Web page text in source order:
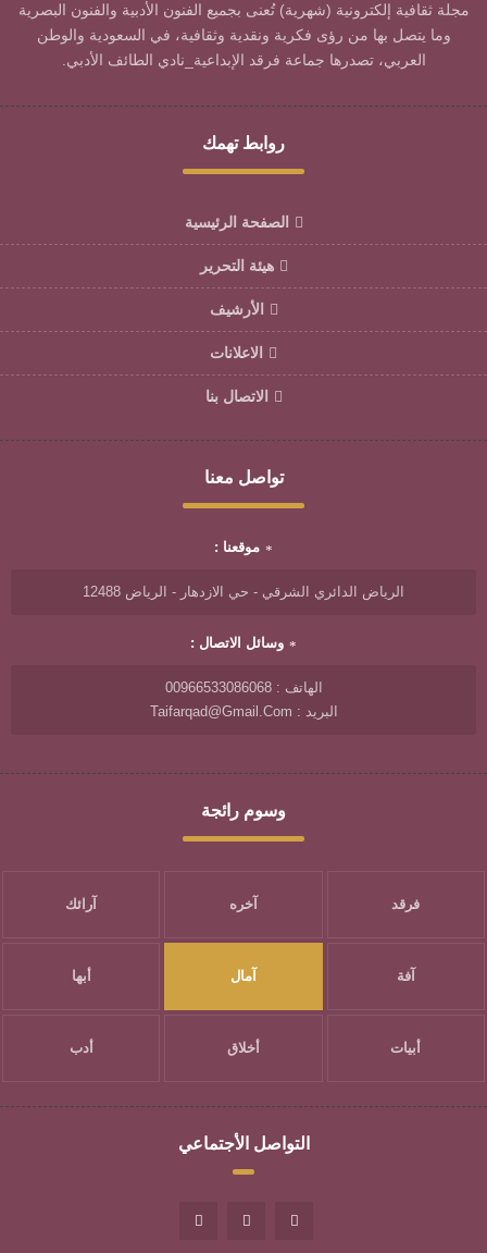
مجلة ثقافية إلكترونية (شهرية) تُعنى بجميع الفنون الأدبية والفنون البصرية
وما يتصل بها من رؤى فكرية ونقدية وثقافية، في السعودية والوطن
العربي، تصدرها جماعة فرقد الإبداعية_نادي الطائف الأدبي.
روابط تهمك
الصفحة الرئيسية
هيئة التحرير
الأرشيف
الاعلانات
الاتصال بنا
تواصل معنا
موقعنا :
الرياض الدائري الشرقي - حي الازدهار - الرياض 12488
وسائل الاتصال :
الهاتف : 00966533086068
البريد : Taifarqad@gmail.com
وسوم رائجة
فرقد آخره آرائك
آفة آمال أبها
أبيات أخلاق أدب
التواصل الأجتماعي